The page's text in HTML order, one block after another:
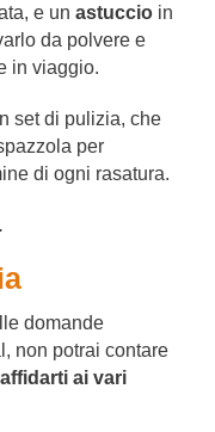
e un astuccio in
da polvere e
in viaggio.
set di pulizia, che
per
di ogni rasatura.
.
domande
non potrai contare
affidarti ai vari